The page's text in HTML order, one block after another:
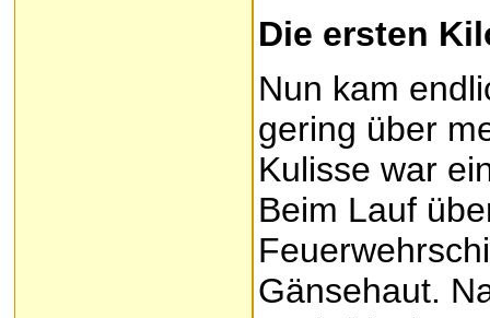
Die ersten
Nun kam
gering über
Kulisse war
Beim Lauf
Gänsehaut.